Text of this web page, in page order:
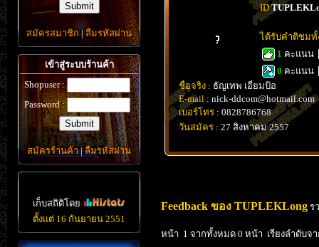
สมัครสมาชิก|ลืมรหัสผ่าน
เข้าสู่ระบบร้านค้า
Shopuser :
Password :
สมัครร้านค้า|ลืมรหัสผ่าน
เก็บสถิติโดย
ตั้งแต่ 16 กันยายน 2551
ID
ได้รับคำติชม
1 คะแนน
0 คะแนน
ชื่อจริง : ธัญเทพ เอี่ยมป้อ
E-mail : nick-ddcom@hotmail.com
เบอร์โทร : 0828786768
วันสมัคร : 27 สิงหาคม 2557
Feedback ของ TUPLEKLong ร
หน้า 1 จากทั้งหมด 0 หน้า เรียงลำดับจา